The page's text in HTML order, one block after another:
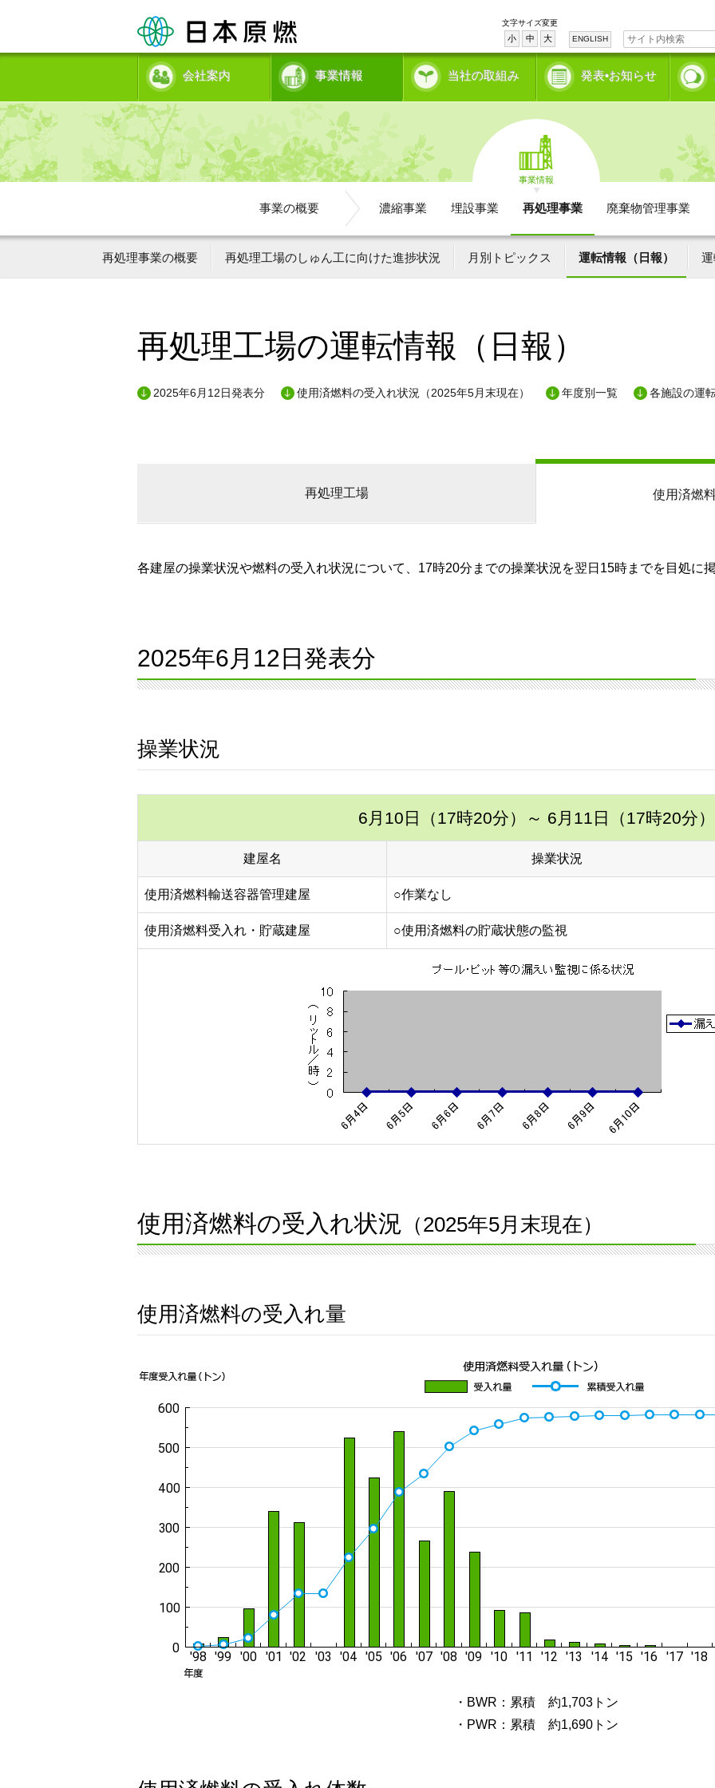
文字サイズ変更
小 中 大 ENGLISH
会社案内 事業情報 当社の取組み 発表•お知らせ
事業情報
事業の概要 濃縮事業 埋設事業 再処理事業 廃棄物管理事業
再処理事業の概要 再処理工場のしゅん工に向けた進捗状況 月別トピックス 運転情報（日報）
再処理工場の運転情報（日報）
2025年6月12日発表分 使用済燃料の受入れ状況（2025年5月末現在） 年度別一覧 各施設の運
再処理工場 使用済燃
各建屋の操業状況や燃料の受入れ状況について、17時20分までの操業状況を翌日15時までを目処に
2025年6月12日発表分
操業状況
6月10日（17時20分） ～ 6月11日（17時20分）
建屋名 操業状況
使用済燃料輸送容器管理建屋 ○作業なし
使用済燃料受入れ・貯蔵建屋 ○使用済燃料の貯蔵状態の監視
使用済燃料の受入れ状況 （2025年5月末現在）
使用済燃料の受入れ量
・BWR：累積 約1,703トン
・PWR：累積 約1,690トン